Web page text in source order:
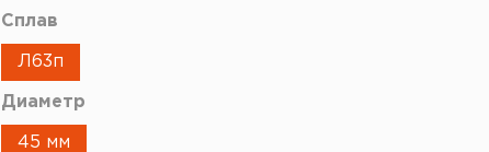
Сплав
Л63п
Диаметр
45 мм